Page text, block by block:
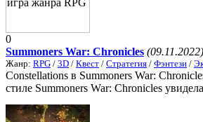
0
Summoners War: Chronicles (09.11.2022)
Жанр: RPG / 3D / Квест / Стратегия / Фэнтези /
Constellations в Summoners War:
стиле Summoners War: Chronicles